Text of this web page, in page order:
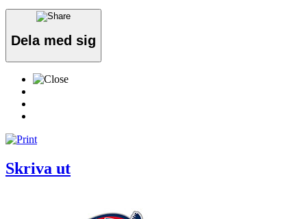
Dela med sig
Skriva ut